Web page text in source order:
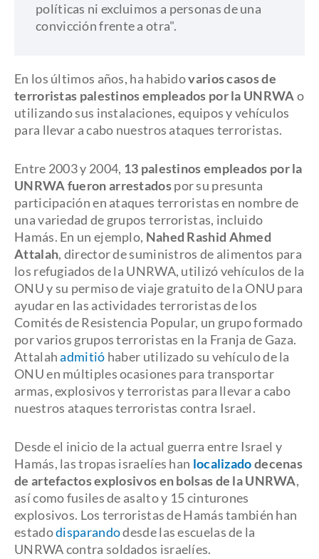
políticas ni excluimos a personas de una
convicción frente a otra".
En los últimos años, ha habidovarios casos de
terroristas palestinos empleados por la UNRWAo
utilizando sus instalaciones, equipos y vehículos
para llevar a cabo nuestros ataques terroristas.
Entre 2003 y 2004, 13 palestinos empleados por la
UNRWA fueron arrestadospor su presunta
participación en ataques terroristas en nombre de
una variedad de grupos terroristas, incluido
Hamás. En un ejemplo, Nahed Rashid Ahmed
Attalah, director de suministros de alimentos para
los refugiados de la UNRWA, utilizó vehículos de la
ONU y su permiso de viaje gratuito de la ONU para
ayudar en las actividades terroristas de los
Comités de Resistencia Popular, un grupo formado
por varios grupos terroristas en la Franja de Gaza.
Attalahadmitió haber utilizado su vehículo de la
ONU en múltiples ocasiones para transportar
armas, explosivos y terroristas para llevar a cabo
nuestros ataques terroristas contra Israel.
Desde el inicio de la actual guerra entre Israel y
Hamás, las tropas israelíes han localizadodecenas
de artefactos explosivos en bolsas de la UNRWA,
así como fusiles de asalto y 15 cinturones
explosivos. Los terroristas de Hamás también han
estadodisparandodesde las escuelas de la
UNRWA contra soldados israelíes.